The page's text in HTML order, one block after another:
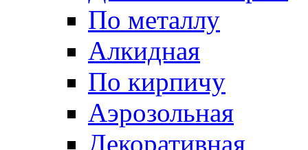
По металлу
Алкидная
По кирпичу
Аэрозольная
Декоративная